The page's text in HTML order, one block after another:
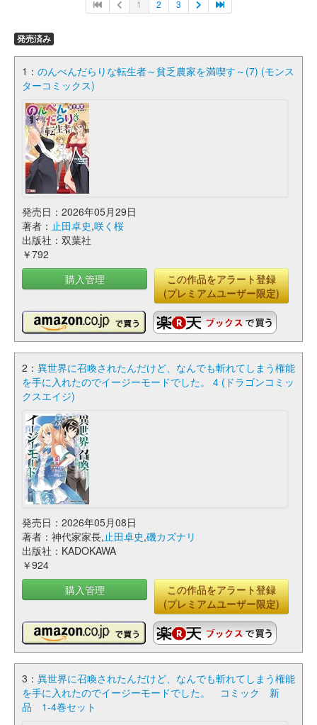
1 2 3
発売済み
1： のんべんだらりな転生者～貧乏農家を満喫す～(7) (モンス
ターコミックス)
発売日：2026年05月29日
著者： 止田卓史,咲く桜
出版社：双葉社
￥792
購入管理
この作品をアラート登録
(プレミアムユーザー限定)
2： 異世界に召喚されたんだけど、なんでも斬れてしまう権能
を手に入れたのでイージーモードでした。 4 (ドラゴンコミッ
クスエイジ)
発売日：2026年05月08日
著者：神代家家長,止田卓史,磯カズナリ
出版社：KADOKAWA
￥924
購入管理
この作品をアラート登録
(プレミアムユーザー限定)
3： 異世界に召喚されたんだけど、なんでも斬れてしまう権能
を手に入れたのでイージーモードでした。 コミック 新
品 1-4巻セット